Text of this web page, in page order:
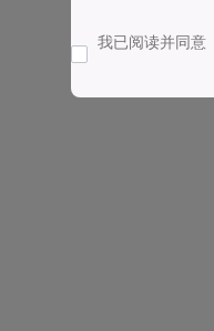
我已阅读并同意